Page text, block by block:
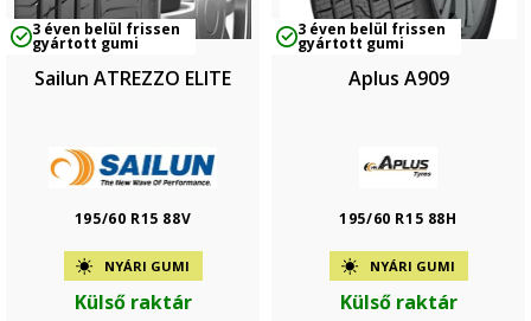
3 éven belül frissen
gyártott gumi
Sailun ATREZZO ELITE
195/60 R15 88V
NYÁRI GUMI
Külső raktár
3 éven belül frissen
gyártott gumi
Aplus A909
195/60 R15 88H
NYÁRI GUMI
Külső raktár